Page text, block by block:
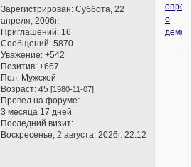
Зарегистрирован: Суббота, 22
апреля, 2006г.
Приглашений: 16
Сообщений: 5870
Уважение: +542
Позитив: +667
Пол: Мужской
Возраст: 45[1980-11-07]
Провел на форуме:
3 месяца 17 дней
Последний визит:
Воскресенье, 2 августа, 2026г. 22:12
о